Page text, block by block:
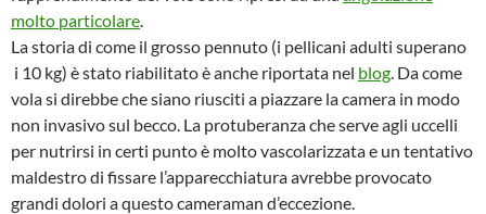
molto particolare.
La storia di come il grosso pennuto (i pellicani adulti superano
i 10 kg) è stato riabilitato è anche riportata nel blog. Da come
vola si direbbe che siano riusciti a piazzare la camera in modo
non invasivo sul becco. La protuberanza che serve agli uccelli
per nutrirsi in certi punto è molto vascolarizzata e un tentativo
maldestro di fissare l’apparecchiatura avrebbe provocato
grandi dolori a questo cameraman d’eccezione.